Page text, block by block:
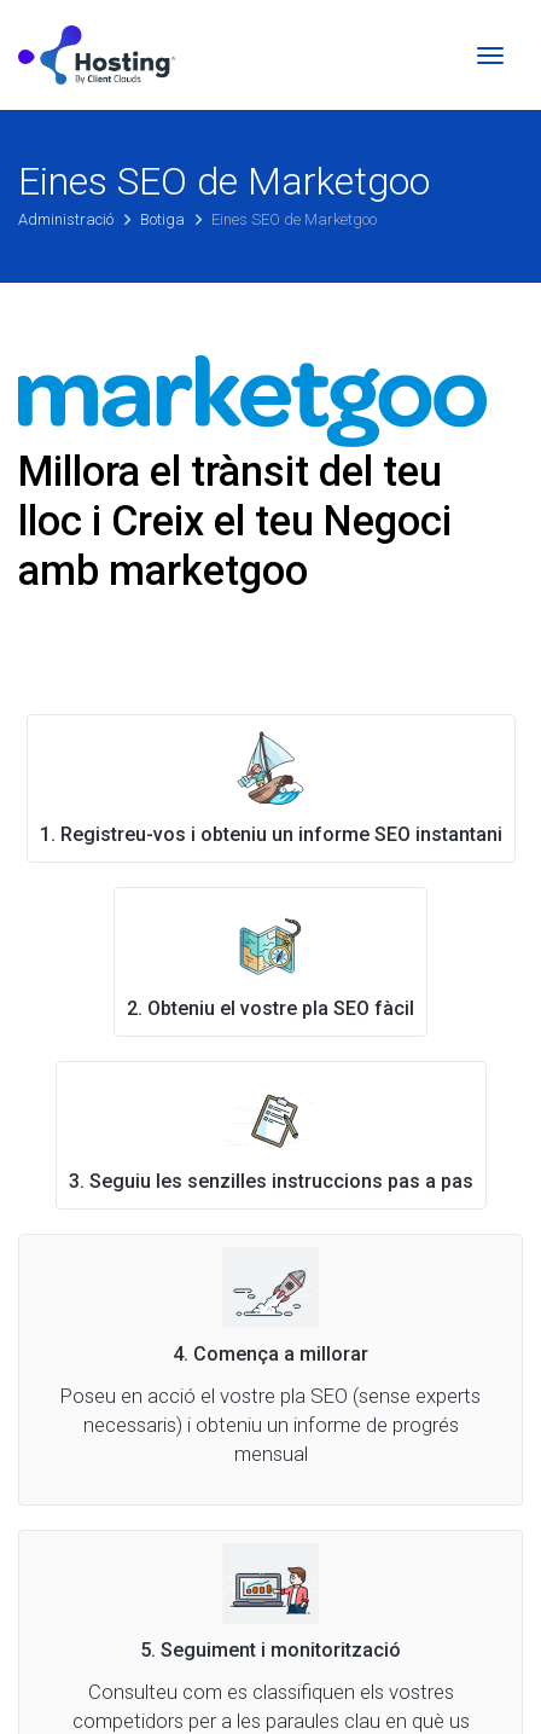
Canvia
Eines SEO de Marketgoo
Administració Botiga Eines SEO de Marketgoo
Millora el trànsit del teu
lloc i Creix el teu Negoci
amb marketgoo
1. Registreu-vos i obteniu un informe SEO instantani
2. Obteniu el vostre pla SEO fàcil
3. Seguiu les senzilles instruccions pas a pas
4. Comença a millorar
Poseu en acció el vostre pla SEO (sense experts
necessaris) i obteniu un informe de progrés
mensual
5. Seguiment i monitorització
Consulteu com es classifiquen els vostres
competidors per a les paraules clau en què us